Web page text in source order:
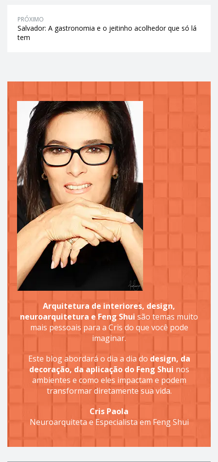
PRÓXIMO
Salvador: A gastronomia e o jeitinho acolhedor que só lá
tem
Arquitetura de interiores, design,
neuroarquitetura e Feng Shui são temas muito
mais pessoais para a Cris do que você pode
imaginar.
Este blog abordará o dia a dia do design, da
decoração, da aplicação do Feng Shui nos
ambientes e como eles impactam e podem
transformar diretamente sua vida.
Cris Paola
Neuroarquiteta e Especialista em Feng Shui